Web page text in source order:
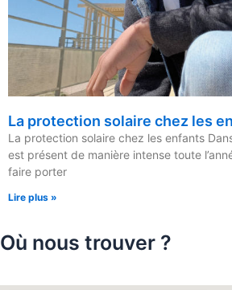
La protection solaire chez les
La protection solaire chez les enfants
est présent de manière intense toute
faire porter
Lire plus »
Où nous trouver ?